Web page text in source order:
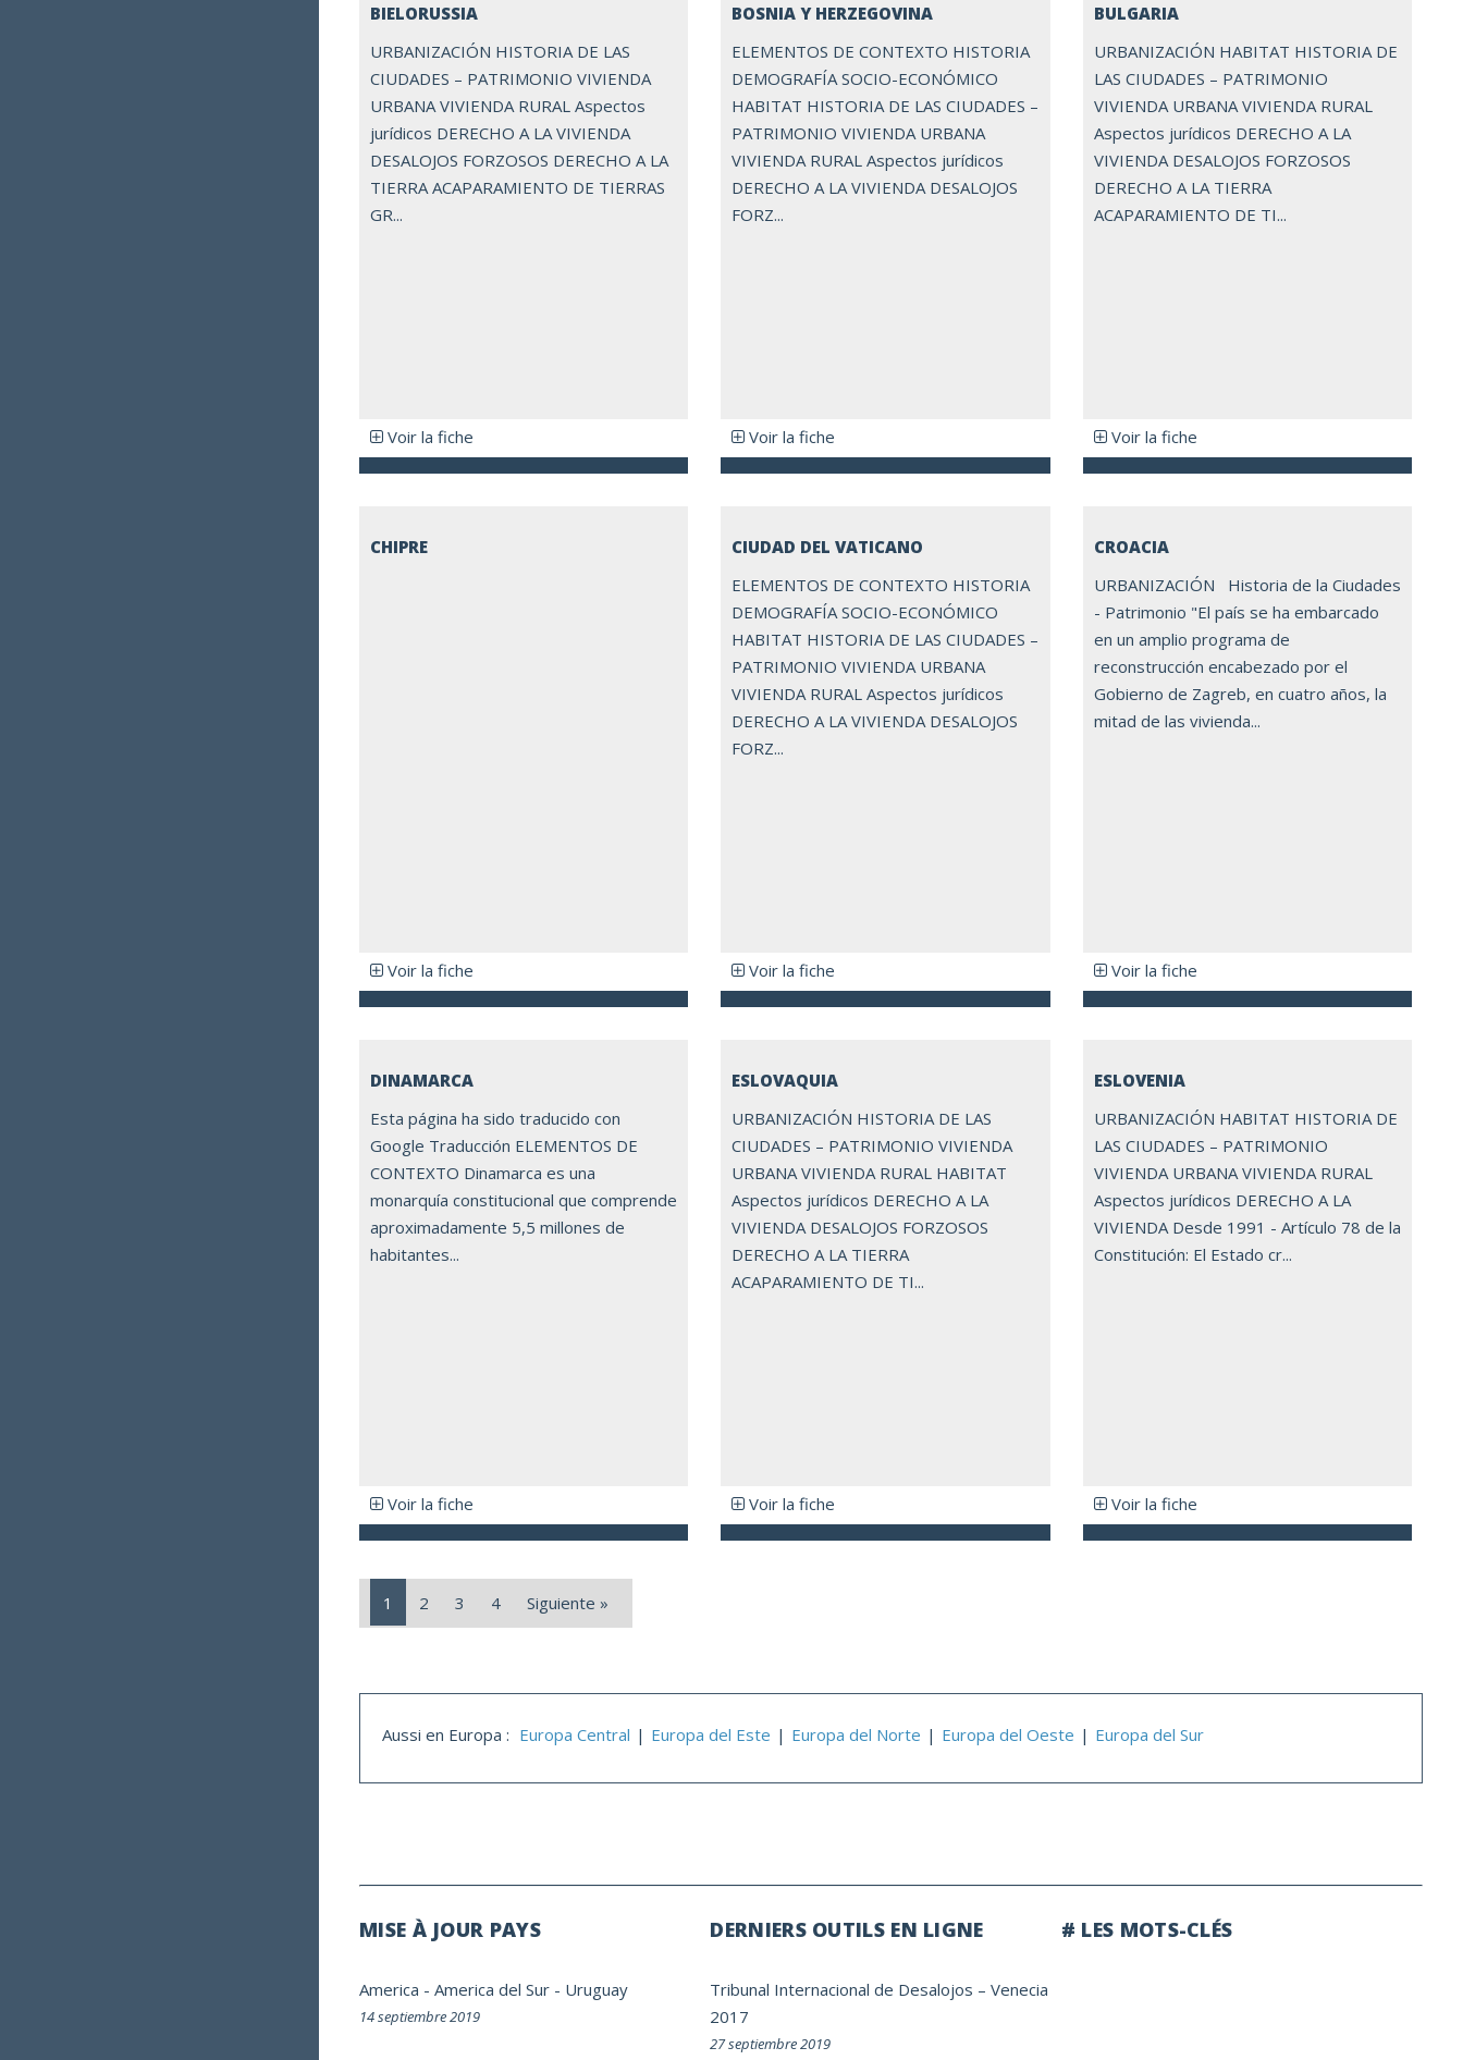
BIELORUSSIA
URBANIZACIÓN HISTORIA DE LAS
CIUDADES – PATRIMONIO VIVIENDA
URBANA VIVIENDA RURAL Aspectos
jurídicos DERECHO A LA VIVIENDA
DESALOJOS FORZOSOS DERECHO A LA
TIERRA ACAPARAMIENTO DE TIERRAS
GR...
Voir la fiche
BOSNIA Y HERZEGOVINA
ELEMENTOS DE CONTEXTO HISTORIA
DEMOGRAFÍA SOCIO-ECONÓMICO
HABITAT HISTORIA DE LAS CIUDADES –
PATRIMONIO VIVIENDA URBANA
VIVIENDA RURAL Aspectos jurídicos
DERECHO A LA VIVIENDA DESALOJOS
FORZ...
Voir la fiche
BULGARIA
URBANIZACIÓN HABITAT HISTORIA DE
LAS CIUDADES – PATRIMONIO
VIVIENDA URBANA VIVIENDA RURAL
Aspectos jurídicos DERECHO A LA
VIVIENDA DESALOJOS FORZOSOS
DERECHO A LA TIERRA
ACAPARAMIENTO DE TI...
Voir la fiche
CHIPRE
Voir la fiche
CIUDAD DEL VATICANO
ELEMENTOS DE CONTEXTO HISTORIA
DEMOGRAFÍA SOCIO-ECONÓMICO
HABITAT HISTORIA DE LAS CIUDADES –
PATRIMONIO VIVIENDA URBANA
VIVIENDA RURAL Aspectos jurídicos
DERECHO A LA VIVIENDA DESALOJOS
FORZ...
Voir la fiche
CROACIA
URBANIZACIÓN Historia de la Ciudades
- Patrimonio "El país se ha embarcado
en un amplio programa de
reconstrucción encabezado por el
Gobierno de Zagreb, en cuatro años, la
mitad de las vivienda...
Voir la fiche
DINAMARCA
Esta página ha sido traducido con
Google Traducción ELEMENTOS DE
CONTEXTO Dinamarca es una
monarquía constitucional que comprende
aproximadamente 5,5 millones de
habitantes...
Voir la fiche
ESLOVAQUIA
URBANIZACIÓN HISTORIA DE LAS
CIUDADES – PATRIMONIO VIVIENDA
URBANA VIVIENDA RURAL HABITAT
Aspectos jurídicos DERECHO A LA
VIVIENDA DESALOJOS FORZOSOS
DERECHO A LA TIERRA
ACAPARAMIENTO DE TI...
Voir la fiche
ESLOVENIA
URBANIZACIÓN HABITAT HISTORIA DE
LAS CIUDADES – PATRIMONIO
VIVIENDA URBANA VIVIENDA RURAL
Aspectos jurídicos DERECHO A LA
VIVIENDA Desde 1991 - Artículo 78 de la
Constitución: El Estado cr...
Voir la fiche
1 2 3 4 Siguiente »
Aussi en Europa : Europa Central Europa del Este Europa del Norte Europa del Oeste Europa del Sur
MISE À JOUR PAYS
America - America del Sur - Uruguay
14 septiembre 2019
DERNIERS OUTILS EN LIGNE
Tribunal Internacional de Desalojos – Venecia
2017
27 septiembre 2019
# LES MOTS-CLÉS